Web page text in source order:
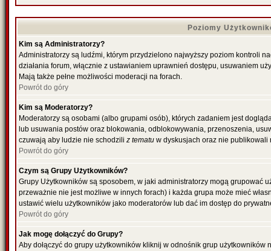
Poziomy
Kim są Administratorzy?
Administratorzy są ludźmi, którym przydzielono najwyższy poziom kontroli
działania forum, włącznie z ustawianiem uprawnień dostępu, usuwaniem
Mają także pełne możliwości moderacji na forach.
Powrót do góry
Kim są Moderatorzy?
Moderatorzy są osobami (albo grupami osób), których zadaniem jest
lub usuwania postów oraz blokowania, odblokowywania, przenoszenia,
czuwają aby ludzie nie schodzili z tematu w dyskusjach oraz nie publikowali
Powrót do góry
Czym są Grupy Użytkowników?
Grupy Użytkowników są sposobem, w jaki administratorzy mogą grupować
przeważnie nie jest możliwe w innych forach) i każda grupa może mieć
ustawić wielu użytkowników jako moderatorów lub dać im dostęp do
Powrót do góry
Jak mogę dołączyć do Grupy?
Aby dołączyć do grupy użytkowników kliknij w odnośnik grup